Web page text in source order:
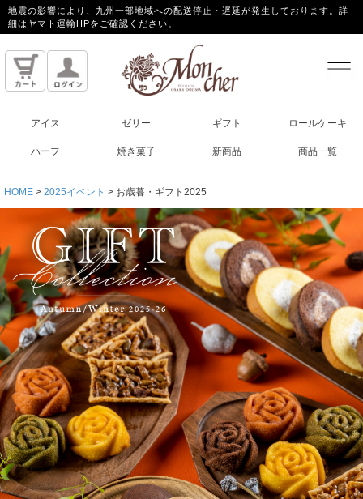
地震の影響により、九州一部地域への配送停止・遅延が発生しております。詳
細はヤマト運輸HPをご確認ください。
アイス ゼリー ギフト ロールケーキ
ハーフ 焼き菓子 新商品 商品一覧
HOME 2025イベント お歳暮・ギフト2025